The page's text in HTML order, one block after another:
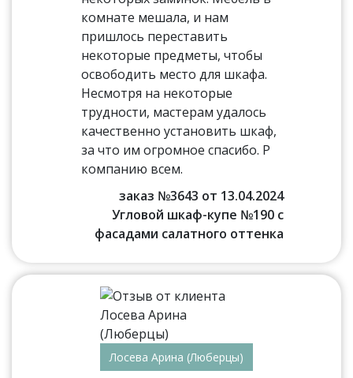
комнате мешала, и нам
пришлось переставить
некоторые предметы, чтобы
освободить место для шкафа.
Несмотря на некоторые
трудности, мастерам удалось
качественно установить шкаф,
за что им огромное спасибо. Р
компанию всем.
заказ №3643 от 13.04.2024
Угловой шкаф-купе №190 с
фасадами салатного оттенка
Лосева Арина (Люберцы)